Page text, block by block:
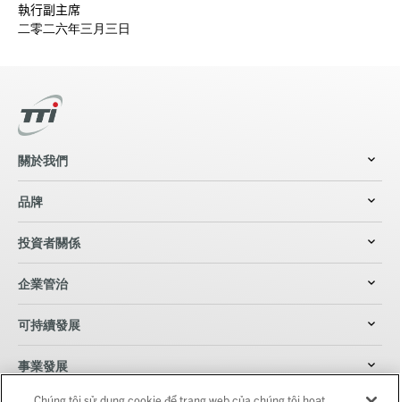
執行副主席
二零二六年三月三日
關於我們
品牌
投資者關係
企業管治
可持續發展
事業發展